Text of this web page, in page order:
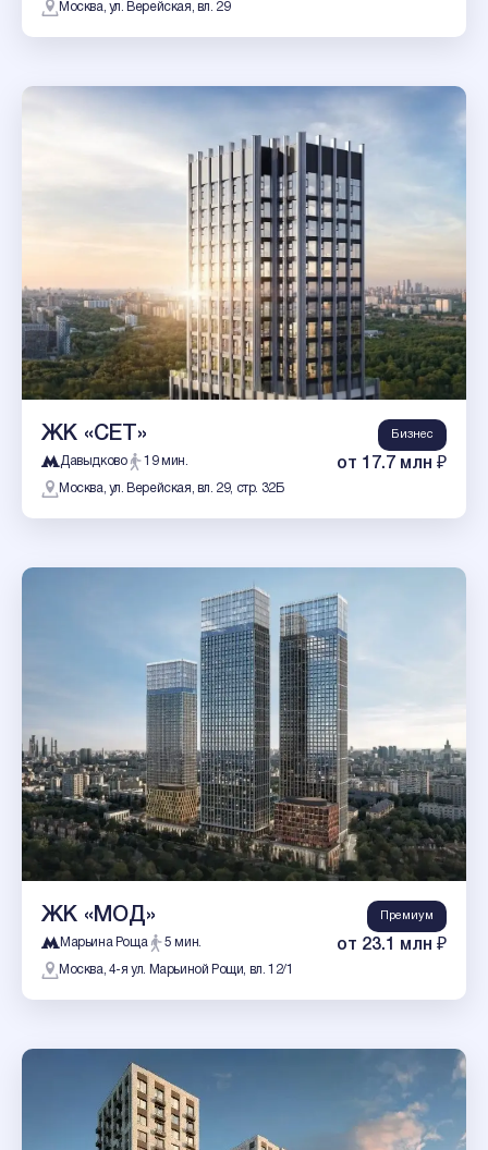
Москва, ул. Верейская, вл. 29
ЖК «СЕТ» Бизнес
Давыдково 19 мин. от 17.7 млн ₽
Москва, ул. Верейская, вл. 29, стр. 32Б
ЖК «МОД» Премиум
Марьина Роща 5 мин. от 23.1 млн ₽
Москва, 4-я ул. Марьиной Рощи, вл. 12/1